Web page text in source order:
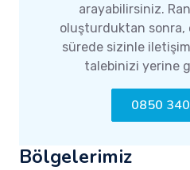
arayabilirsiniz.
oluşturduktan sonra,
sürede sizinle
talebinizi yerine
0850
Bölgelerimiz